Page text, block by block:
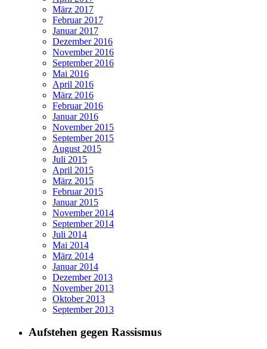
März 2017
Februar 2017
Januar 2017
Dezember 2016
November 2016
September 2016
Mai 2016
April 2016
März 2016
Februar 2016
Januar 2016
November 2015
September 2015
August 2015
Juli 2015
April 2015
März 2015
Februar 2015
Januar 2015
November 2014
September 2014
Juli 2014
Mai 2014
März 2014
Januar 2014
Dezember 2013
November 2013
Oktober 2013
September 2013
Aufstehen gegen Rassismus